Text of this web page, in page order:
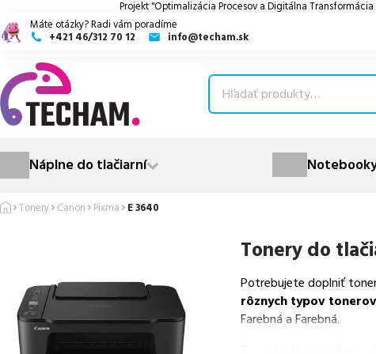
Projekt "Optimalizácia Procesov a Digitálna
Máte otázky? Radi vám poradíme
+421 46/312 70 12
info@techam.sk
Náplne do tlačiarní
Tonery Canon Pixma E 3640
Tonery do
Potrebujete doplniť
rôznych typov tonerov
Farebná a Farebná.